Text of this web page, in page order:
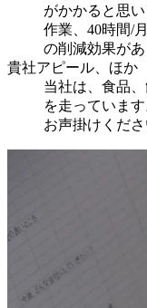
がかかると思い
作業、40時間/
の削減効果があ
貴社アピール、ほか
当社は、食品
を走っていま
お声掛けくださ